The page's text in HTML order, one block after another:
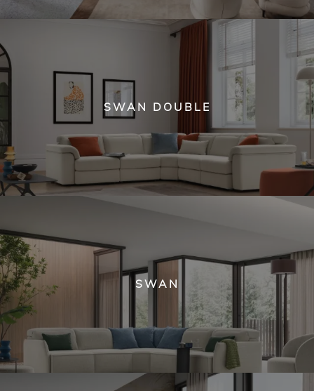
SWAN DOUBLE
SWAN